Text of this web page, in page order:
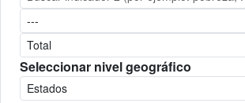
Seleccionar nivel geográfico